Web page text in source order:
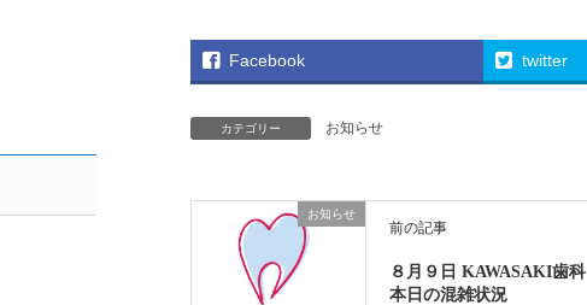
Facebook twitter
カテゴリー お知らせ
お知らせ
前の記事
８月９日 KAWASAKI歯科
本日の混雑状況